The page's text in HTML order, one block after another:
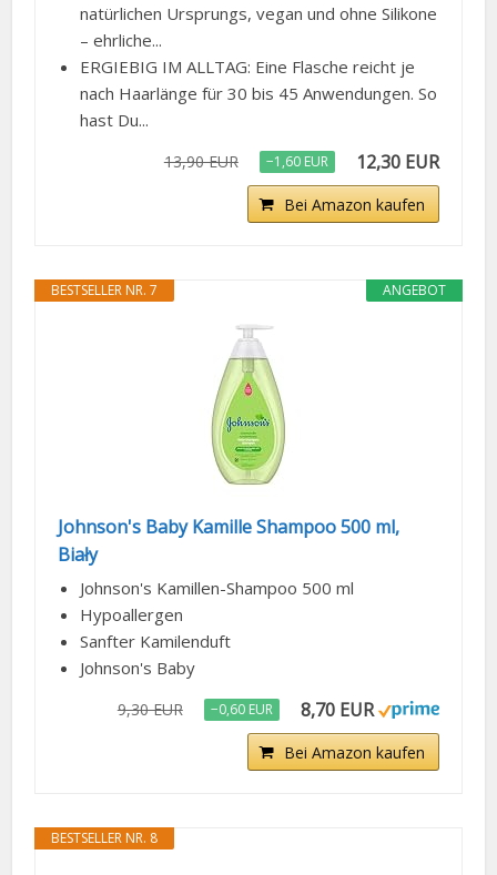
natürlichen Ursprungs, vegan und ohne Silikone
– ehrliche...
ERGIEBIG IM ALLTAG: Eine Flasche reicht je
nach Haarlänge für 30 bis 45 Anwendungen. So
hast Du...
13,90 EUR −1,60 EUR 12,30 EUR
Bei Amazon kaufen
ANGEBOT
BESTSELLER NR. 7
Johnson's Baby Kamille Shampoo 500 ml,
Biały
Johnson's Kamillen-Shampoo 500 ml
Hypoallergen
Sanfter Kamilenduft
Johnson's Baby
9,30 EUR −0,60 EUR 8,70 EUR
Bei Amazon kaufen
BESTSELLER NR. 8